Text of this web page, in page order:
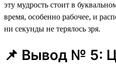
эту мудрость стоит в
время, особенно рабочее, и
ни секунды не терялось зря.
📌 Вывод № 5: